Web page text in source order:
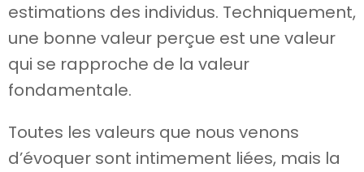
estimations des individus. Techniquement,
une bonne valeur perçue est une valeur
qui se rapproche de la valeur
fondamentale.
Toutes les valeurs que nous venons
d’évoquer sont intimement liées, mais la